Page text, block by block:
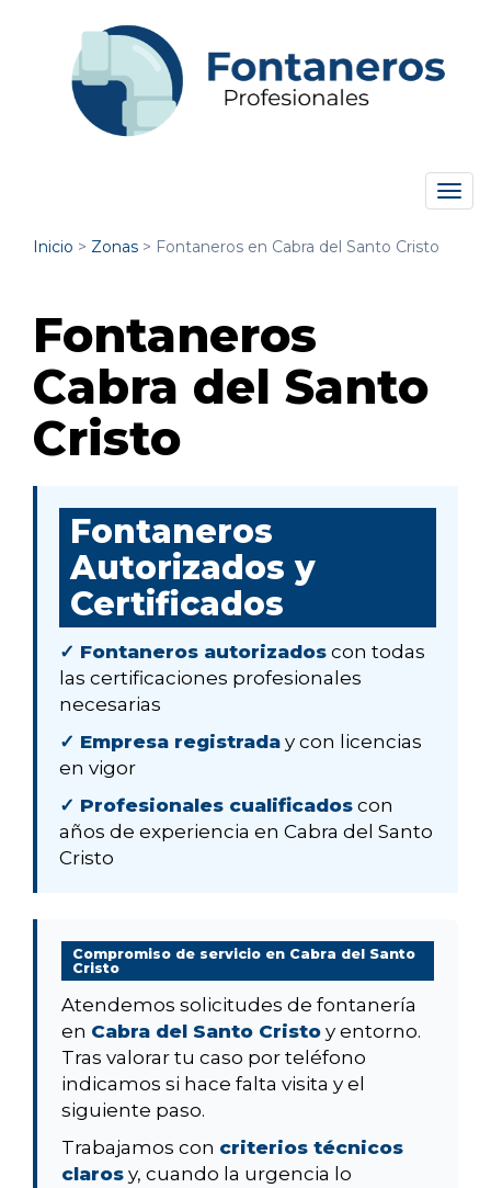
Inicio > Zonas > Fontaneros en Cabra del Santo Cristo
Fontaneros
Cabra del Santo
Cristo
Fontaneros
Autorizados y
Certificados
✓ Fontaneros autorizados con todas
las certificaciones profesionales
necesarias
✓ Empresa registrada y con licencias
en vigor
✓ Profesionales cualificados con
años de experiencia en Cabra del Santo
Cristo
Compromiso de servicio en Cabra del Santo
Cristo
Atendemos solicitudes de fontanería
en Cabra del Santo Cristo y entorno.
Tras valorar tu caso por teléfono
indicamos si hace falta visita y el
siguiente paso.
Trabajamos con criterios técnicos
claros y, cuando la urgencia lo